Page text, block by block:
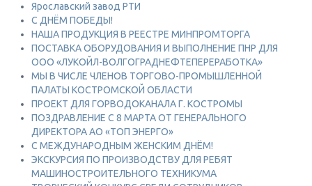
Ярославский завод РТИ
С ДНЁМ ПОБЕДЫ!
НАША ПРОДУКЦИЯ В РЕЕСТРЕ МИНПРОМТОРГА
ПОСТАВКА ОБОРУДОВАНИЯ И ВЫПОЛНЕНИЕ ПНР ДЛЯ
ООО «ЛУКОЙЛ-ВОЛГОГРАДНЕФТЕПЕРЕРАБОТКА»
МЫ В ЧИСЛЕ ЧЛЕНОВ ТОРГОВО-ПРОМЫШЛЕННОЙ
ПАЛАТЫ КОСТРОМСКОЙ ОБЛАСТИ
ПРОЕКТ ДЛЯ ГОРВОДОКАНАЛА Г. КОСТРОМЫ
ПОЗДРАВЛЕНИЕ С 8 МАРТА ОТ ГЕНЕРАЛЬНОГО
ДИРЕКТОРА АО «ТОП ЭНЕРГО»
С МЕЖДУНАРОДНЫМ ЖЕНСКИМ ДНЁМ!
ЭКСКУРСИЯ ПО ПРОИЗВОДСТВУ ДЛЯ РЕБЯТ
МАШИНОСТРОИТЕЛЬНОГО ТЕХНИКУМА